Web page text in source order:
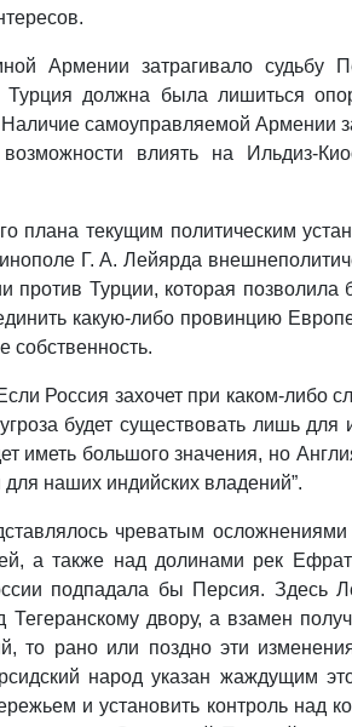
Армении затрагивало
должна была лишиться
самоуправляемой Армении
влиять на Ильдиз-
плана текущим политическим
Г. А. Лейярда
Турции, которая
какую-либо провинцию
собственность.
Россия захочет при каком-
будет существовать лишь
иметь большого значения, но
наших индийских владений”.
чреватым
а также над долинами рек
подпадала бы Персия.
Тегеранскому двору, а взамен
то рано или поздно эти
народ указан жаждущим
и установить контроль